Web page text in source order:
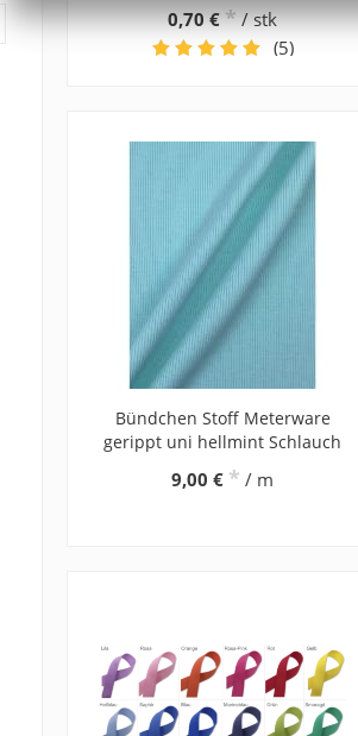
0,70 € * / stk
(5)
Bündchen Stoff Meterware
gerippt uni hellmint Schlauch
9,00 € * / m